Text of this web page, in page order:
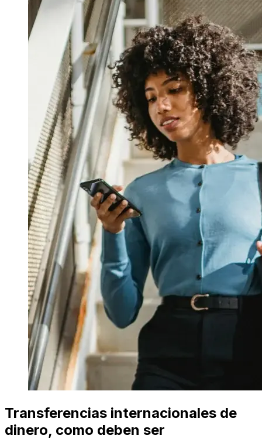
Transferencias internacionales de
dinero, como deben ser